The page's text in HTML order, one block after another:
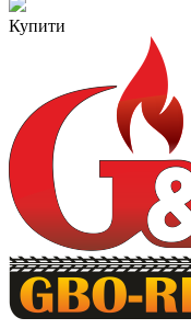
Купити